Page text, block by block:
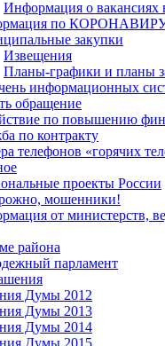
Информация о вакансиях
по
закупки
Извещения
Планы-графики и планы
информационных
обращение
по повышению
по контракту
телефонов «горячих
проекты России
мошенники!
от министерств,
района
парламент
Думы 2012
Думы 2013
Думы 2014
Думы 2015